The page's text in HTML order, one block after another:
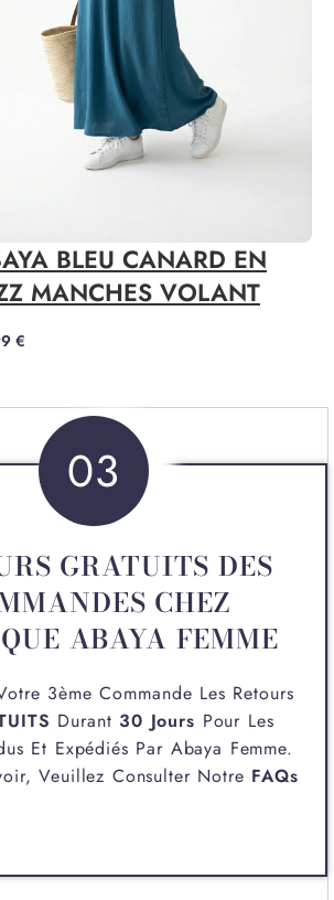
BLEU CANARD EN
MANCHES VOLANT
€
03
GRATUITS DES
CHEZ
ABAYA FEMME
3ème Commande Les Retours
Durant 30 Jours Pour Les
Et Expédiés Par Abaya Femme.
Veuillez Consulter Notre FAQs